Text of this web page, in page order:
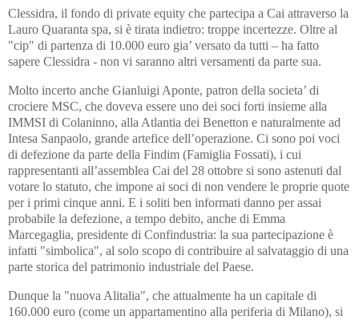
Clessidra, il fondo di private equity che partecipa a Cai attraverso la
Lauro Quaranta spa, si è tirata indietro: troppe incertezze. Oltre al
"cip" di partenza di 10.000 euro gia’ versato da tutti – ha fatto
sapere Clessidra - non vi saranno altri versamenti da parte sua.
Molto incerto anche Gianluigi Aponte, patron della societa’ di
crociere MSC, che doveva essere uno dei soci forti insieme alla
IMMSI di Colaninno, alla Atlantia dei Benetton e naturalmente ad
Intesa Sanpaolo, grande artefice dell’operazione. Ci sono poi voci
di defezione da parte della Findim (Famiglia Fossati), i cui
rappresentanti all’assemblea Cai del 28 ottobre si sono astenuti dal
votare lo statuto, che impone ai soci di non vendere le proprie quote
per i primi cinque anni. E i soliti ben informati danno per assai
probabile la defezione, a tempo debito, anche di Emma
Marcegaglia, presidente di Confindustria: la sua partecipazione è
infatti "simbolica", al solo scopo di contribuire al salvataggio di una
parte storica del patrimonio industriale del Paese.
Dunque la "nuova Alitalia", che attualmente ha un capitale di
160.000 euro (come un appartamentino alla periferia di Milano), si